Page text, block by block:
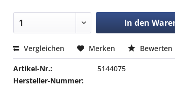
In den
Vergleichen Merken Bewerten
Artikel-Nr.:
5144075
Hersteller-Nummer: